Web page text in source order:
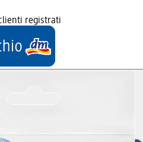
registrati